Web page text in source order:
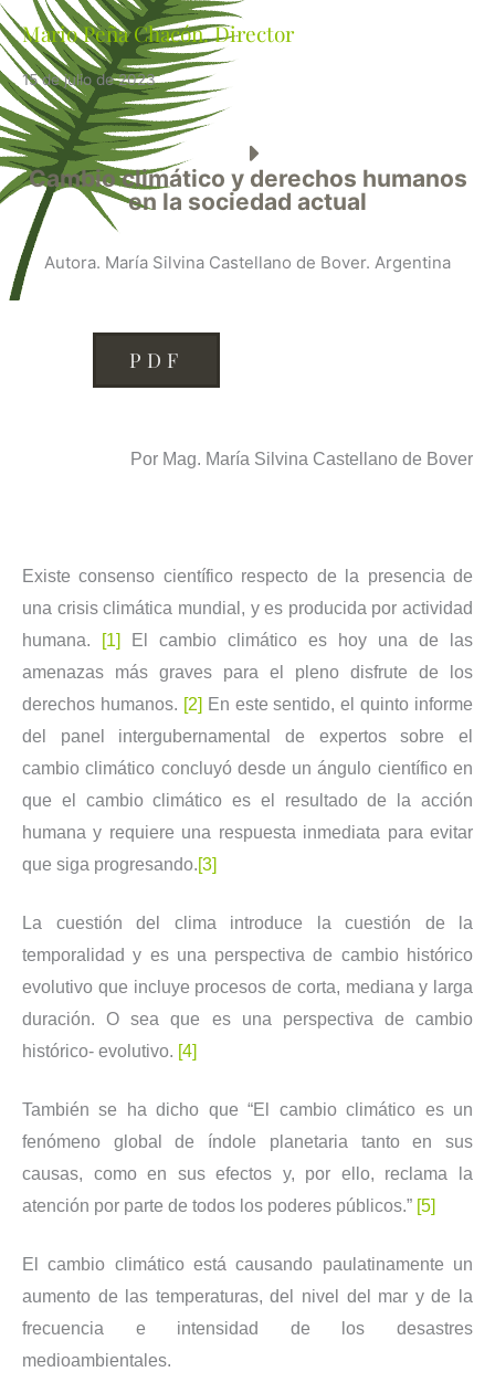
Mario Peña Chacón. Director
15 de julio de 2023
Cambio climático y derechos humanos
en la sociedad actual
Autora. María Silvina Castellano de Bover. Argentina
PDF
Por Mag. María Silvina Castellano de Bover
Existe consenso científico respecto de la presencia de
una crisis climática mundial, y es producida por actividad
humana.
[1]
El cambio climático es hoy una de las
amenazas más graves para el pleno disfrute de los
derechos humanos. [2] En este sentido, el quinto informe
del panel intergubernamental de expertos sobre el
cambio climático concluyó desde un ángulo científico en
que el cambio climático es el resultado de la acción
humana y requiere una respuesta inmediata para evitar
que siga progresando.[3]
La cuestión del clima introduce la cuestión de la
temporalidad y es una perspectiva de cambio histórico
evolutivo que incluye procesos de corta, mediana y larga
duración. O sea que es una perspectiva de cambio
histórico- evolutivo. [4]
También se ha dicho que “El cambio climático es un
fenómeno global de índole planetaria tanto en sus
causas, como en sus efectos y, por ello, reclama la
atención por parte de todos los poderes públicos.” [5]
El cambio climático está causando paulatinamente un
aumento de las temperaturas, del nivel del mar y de la
frecuencia e intensidad de los desastres
medioambientales.